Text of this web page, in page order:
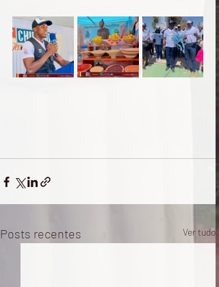
Posts recentes Ver tudo